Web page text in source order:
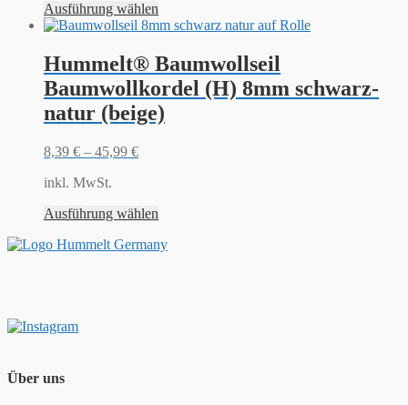
Ausführung wählen
Hummelt® Baumwollseil
Baumwollkordel (H) 8mm schwarz-
natur (beige)
8,39 € – 45,99 €
inkl. MwSt.
Ausführung wählen
Über uns